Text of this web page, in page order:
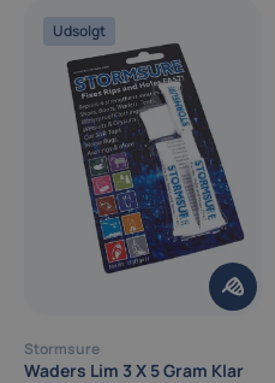
Udsolgt
Stormsure
Waders Lim 3 X 5 Gram Klar